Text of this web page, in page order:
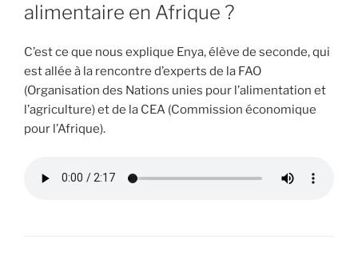
alimentaire en Afrique ?
C’est ce que nous explique Enya, élève de seconde, qui
est allée à la rencontre d’experts de la FAO
(Organisation des Nations unies pour l’alimentation et
l’agriculture) et de la CEA (Commission économique
pour l’Afrique).